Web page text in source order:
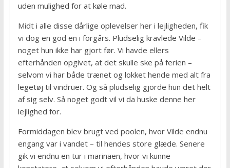
uden mulighed for at køle mad.
Midt i alle disse dårlige oplevelser her i lejligheden, fik
vi dog en god en i forgårs. Pludselig kravlede Vilde –
noget hun ikke har gjort før. Vi havde ellers
efterhånden opgivet, at det skulle ske på ferien –
selvom vi har både trænet og lokket hende med alt fra
legetøj til vindruer. Og så pludselig gjorde hun det helt
af sig selv. Så noget godt vil vi da huske denne her
lejlighed for.
Formiddagen blev brugt ved poolen, hvor Vilde endnu
engang var i vandet – til hendes store glæde. Senere
gik vi endnu en tur i marinaen, hvor vi kunne